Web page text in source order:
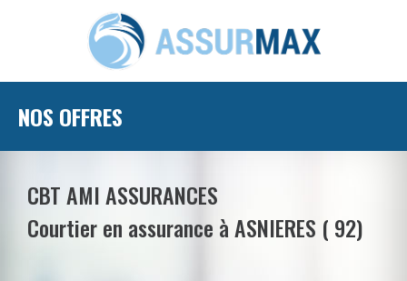
NOS OFFRES
CBT AMI ASSURANCES
Courtier en assurance à ASNIERES ( 92)